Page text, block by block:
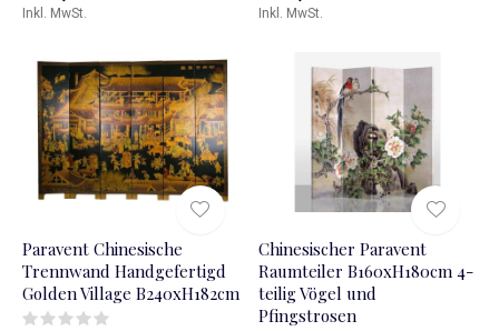
Inkl. MwSt. Inkl. MwSt.
Paravent Chinesische
Trennwand Handgefertigd
Golden Village B240xH182cm
Chinesischer Paravent
Raumteiler B160xH180cm 4-
teilig Vögel und
Pfingstrosen